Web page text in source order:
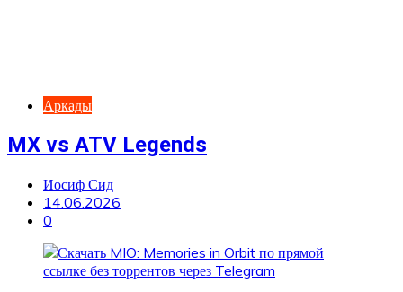
Аркады
MX vs ATV Legends
Иосиф Сид
14.06.2026
0